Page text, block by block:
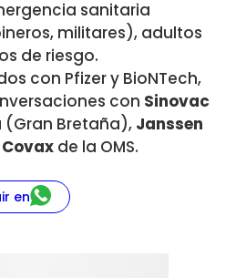
sanitaria
militares), adultos
de riesgo.
con Pfizer y BioNTech,
con Sinovac
(Gran Bretaña), Janssen
de la OMS.
en